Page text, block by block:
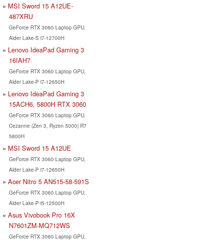
MSI Sword 15 A12UE-
487XRU
GeForce RTX 3060 Laptop GPU,
Alder Lake-S i7-12700H
Lenovo IdeaPad Gaming 3
16IAH7
GeForce RTX 3060 Laptop GPU,
Alder Lake-P i7-12650H
Lenovo IdeaPad Gaming 3
15ACH6, 5800H RTX 3060
GeForce RTX 3060 Laptop GPU,
Cezanne (Zen 3, Ryzen 5000) R7
5800H
MSI Sword 15 A12UE
GeForce RTX 3060 Laptop GPU,
Alder Lake-P i7-12650H
Acer Nitro 5 AN515-58-591S
GeForce RTX 3060 Laptop GPU,
Alder Lake-P i5-12500H
Asus Vivobook Pro 16X
N7601ZM-MQ712WS
GeForce RTX 3060 Laptop GPU,